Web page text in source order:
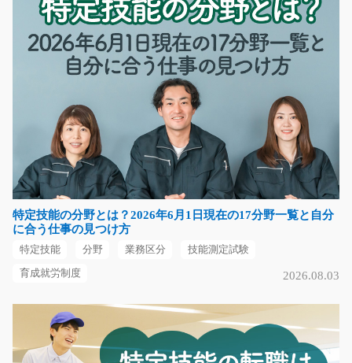
時給1300円
熊本県熊本市西区
気になる
チルド倉庫内での仕分けのお仕事/t03_00650
チルド倉庫での仕分けのお仕事です☆ 仕事内容はカンタ
ンで指定された商品…
長期（3ヶ月以上）
時給1050円
熊本県上益城郡御船町
手のひらサイズ部品の機械加工/t06_00141
特定技能の分野とは？2026年6月1日現在の17分野一覧と自分
に合う仕事の見つけ方
特定技能 分野 業務区分 技能測定試験
育成就労制度 2026.08.03